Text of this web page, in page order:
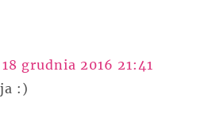
18 grudnia 2016 21:41
:)